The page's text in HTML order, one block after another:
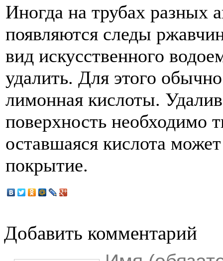
Иногда на трубах разных
появляются следы
вид искусственного
удалить. Для этого
лимонная кислоты.
поверхность необходимо
оставшаяся кислота
покрытие.
Добавить комментарий